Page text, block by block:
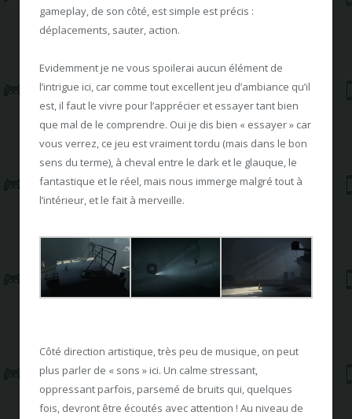
gameplay, de son côté, est simple est précis :
déplacements, sauter, action.
Evidemment je ne vous spoilerai aucun élément de
l’intrigue ici, car comme tout excellent jeu d’ambiance qu’il
est, il faut le vivre pour l’apprécier et essayer tant bien
que mal de le comprendre. Oui je dis bien « essayer » car
vous verrez, ce jeu est vraiment tordu (mais dans le bon
sens du terme), à cheval entre le dark et le glauque, le
fantastique et le réel, mais nous immerge malgré tout à
l’intérieur, et le fait à merveille.
Côté direction artistique, très peu de musique, on peut
plus parler de « sons » ici. Un calme stressant,
oppressant parfois, parsemé de bruits qui, quelques
fois, devront être écoutés avec attention ! Au niveau de